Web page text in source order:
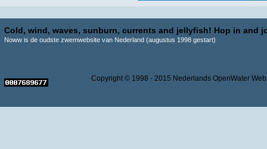
Cold, wind, waves, sunburn, currents and jellyfish! Hop in and
Noww is de oudste zwemwebsite van Nederland (augustus 1998 gestart)
Copyright © 1998 - 2015 Nederlands OpenWater